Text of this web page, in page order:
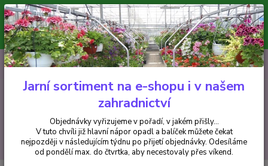
Minimální hodnota pro odeslání z e-shopu je 300 Kč.
V tuto chvíli již hlavní nápor objednávek opadl a balíček můžete čekat
nejpozději v následujícím týdnu po přijetí objednávky. Objednávky
vyřizujeme v pořadí, v jakém přišly...
CZK
Hledat
+420 602 223 614 0ks
za0 Kč
Jarní sortiment na e-shopu i v našem
zahradnictví
Objednávky vyřizujeme v pořadí, v jakém přišly...
V tuto chvíli již hlavní nápor opadl a balíček můžete čekat
nejpozději v následujícím týdnu po přijetí objednávky. Odesíláme
od pondělí max. do čtvrtka, aby necestovaly přes víkend.